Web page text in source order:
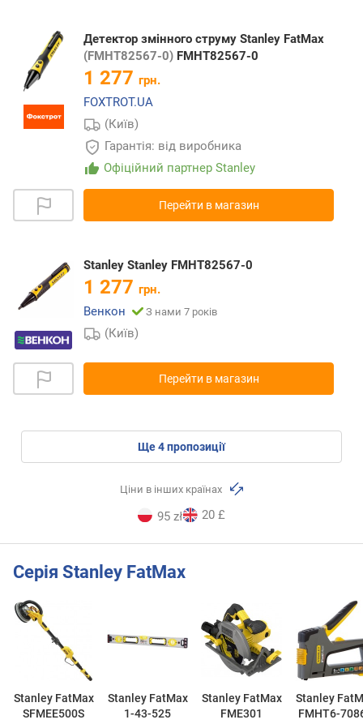
Детектор змінного струму Stanley FatMax
(FMHT82567-0) FMHT82567-0
1 277 грн.
FOXTROT.UA
(Київ)
Гарантія: від виробника
Офіційний партнер Stanley
Перейти в магазин
Stanley Stanley FMHT82567-0
1 277 грн.
Венкон
З нами 7 років
(Київ)
Перейти в магазин
ще4пропозиції
Ціни в інших країнах
95 zł 20 £
Серія Stanley FatMax
Stanley FatMax
SFMEE500S
Stanley FatMax
1-43-525
Stanley FatMax
FME301
Stanley
FMHT6-